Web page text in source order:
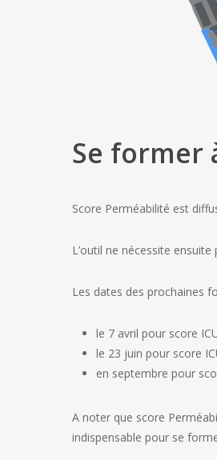
Se former
Score Perméabilité est
L’outil ne nécessite
Les dates des prochaines
le 7 avril pour score
le 23 juin pour score
en septembre pour
A noter que score
indispensable pour se